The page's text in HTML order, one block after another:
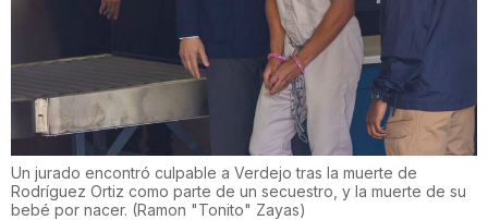
Un jurado encontró culpable a Verdejo tras la muerte de
Rodríguez Ortiz como parte de un secuestro, y la muerte de su
bebé por nacer. (Ramon "Tonito" Zayas)